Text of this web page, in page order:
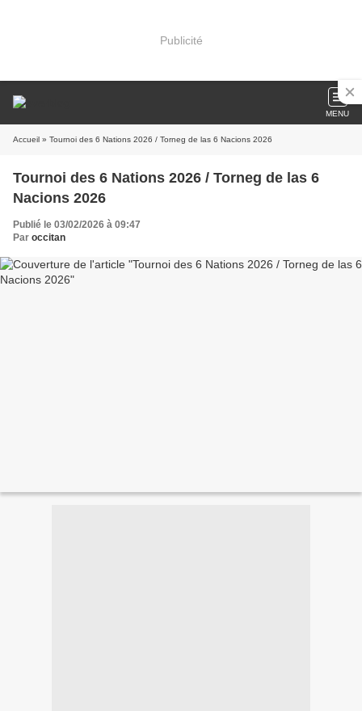
Publicité
MENU
Accueil » Tournoi des 6 Nations 2026 / Torneg de las 6 Nacions 2026
Tournoi des 6 Nations 2026 / Torneg de las 6
Nacions 2026
Publié le 03/02/2026 à 09:47
Par occitan